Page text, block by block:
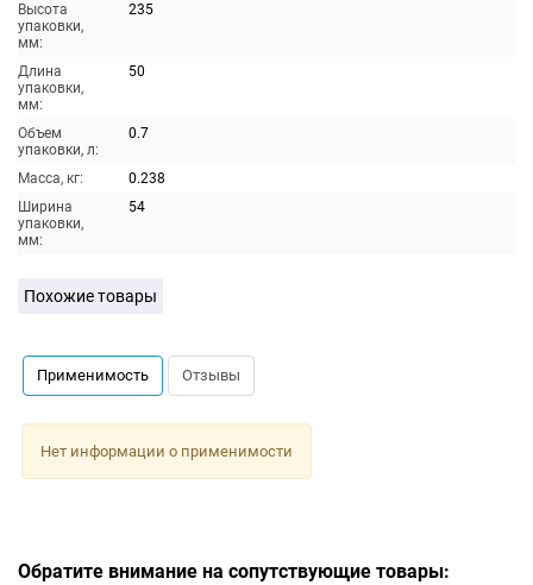
Высота
упаковки,
мм:
235
Длина
упаковки,
мм:
50
Объем
упаковки, л:
0.7
Масса, кг:
0.238
Ширина
упаковки,
мм:
54
Похожие товары
Применимость Отзывы
Нет информации о применимости
Обратите внимание на сопутствующие товары: